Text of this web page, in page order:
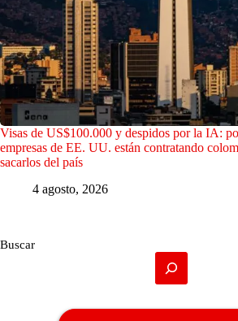
Visas de US$100.000 y despidos por la IA:
empresas de EE. UU. están contratando
sacarlos del país
4 agosto, 2026
Buscar